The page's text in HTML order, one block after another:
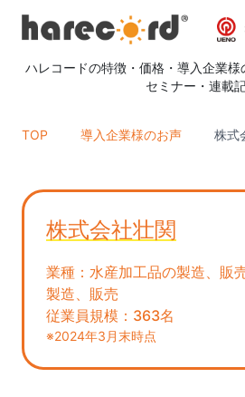
ハレコードの特徴 ・ 価格 ・ 導入企業様
セミナー ・ 連載
TOP 導入企業様のお声 株式
株式会社壮関
業種：水産加工品の製造、販
製造、販売
従業員規模：363名
※2024年3月末時点